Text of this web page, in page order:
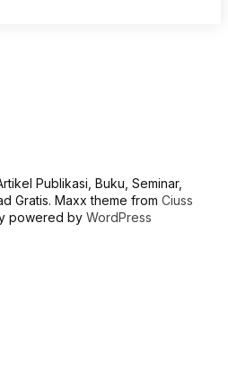
Publikasi, Buku, Seminar,
Gratis. Maxx theme from Ciuss
powered by WordPress